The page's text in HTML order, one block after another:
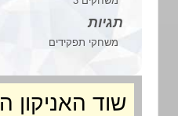
משחקי תפקידים
שוד האניקון הגדול